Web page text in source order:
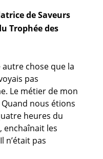
de Saveurs
Trophée des
autre chose que la
pas
Le métier de mon
nous étions
heures du
enchaînait les
n’était pas